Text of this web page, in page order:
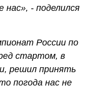
нас», - поделился
России по
стартом, в
решил принять
погода нас не